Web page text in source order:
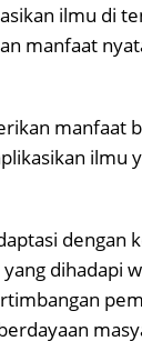
ilmu di
manfaat
manfaat
ilmu
dengan
dihadapi